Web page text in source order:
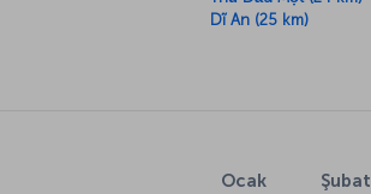
Dĩ An (25 km)
Ocak Şubat